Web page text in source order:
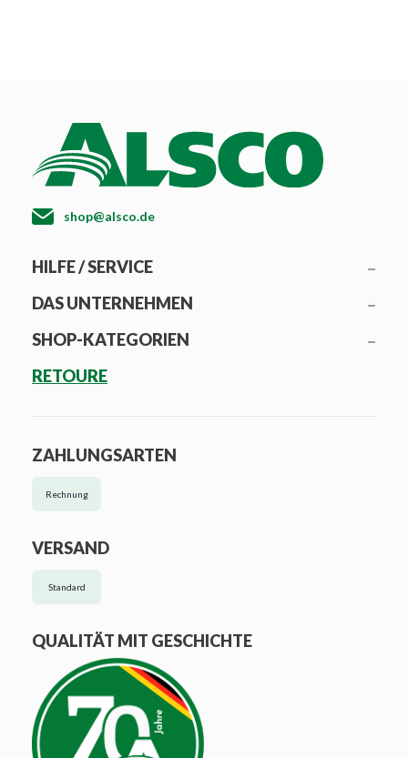
shop@alsco.de
HILFE / SERVICE
DAS UNTERNEHMEN
SHOP-KATEGORIEN
RETOURE
ZAHLUNGSARTEN
Rechnung
VERSAND
Standard
QUALITÄT MIT GESCHICHTE